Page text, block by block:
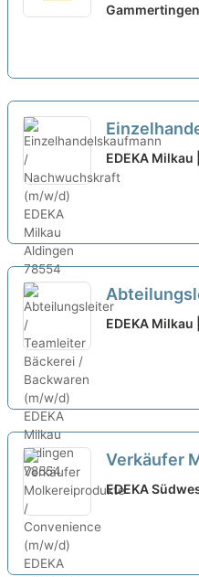
Mitarbeiter
Gammertingen
EDEKA
Bäckerei /
EDEKA
Verkäufer
EDEKA